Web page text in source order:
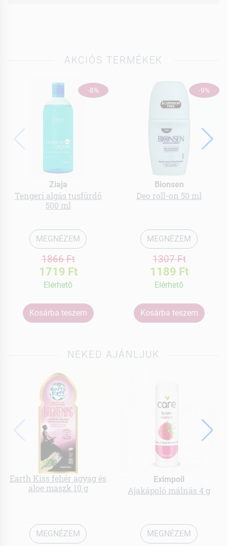
AKCIÓS TERMÉKEK
-8%
Ziaja
Tengeri algás tusfürdő
500 ml
MEGNÉZEM
1866 Ft
1719 Ft
Elérhetõ
Kosárba teszem
-9%
Bionsen
Deo roll-on 50 ml
MEGNÉZEM
1307 Ft
1189 Ft
Elérhetõ
Kosárba teszem
NEKED AJÁNLJUK
Earth Kiss fehér agyag és
aloe maszk 10 g
MEGNÉZEM
Eximpoil
Ajakápoló málnás 4 g
MEGNÉZEM